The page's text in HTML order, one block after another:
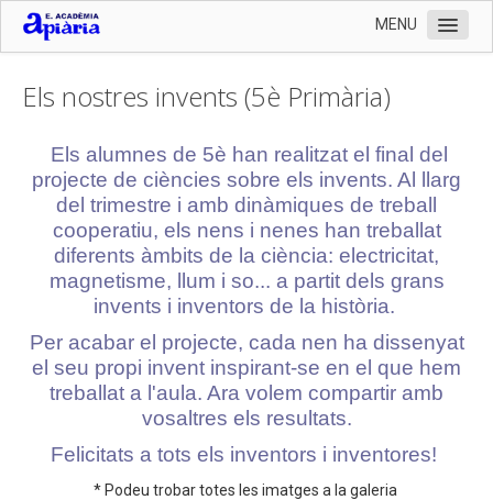
MENU
L'Escola
Organització
Serveis
Documentació
Contactar
Preinscripció 2024-2025 i documentació matrícula
Llistat de llibres 2024-2025
Enllaços
Els nostres invents (5è Primària)
Els alumnes de 5è han realitzat el final del
projecte de ciències sobre els invents. Al llarg
del trimestre i amb dinàmiques de treball
cooperatiu, els nens i nenes han treballat
diferents àmbits de la ciència: electricitat,
magnetisme, llum i so... a partit dels grans
invents i inventors de la història.
Per acabar el projecte, cada nen ha dissenyat
el seu propi invent inspirant-se en el que hem
treballat a l'aula. Ara volem compartir amb
vosaltres els resultats.
Felicitats a tots els inventors i inventores!
* Podeu trobar totes les imatges a la galeria